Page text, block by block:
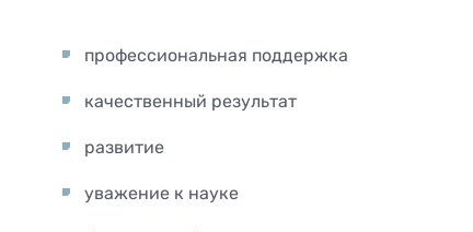
профессиональная поддержка
качественный результат
развитие
уважение к науке